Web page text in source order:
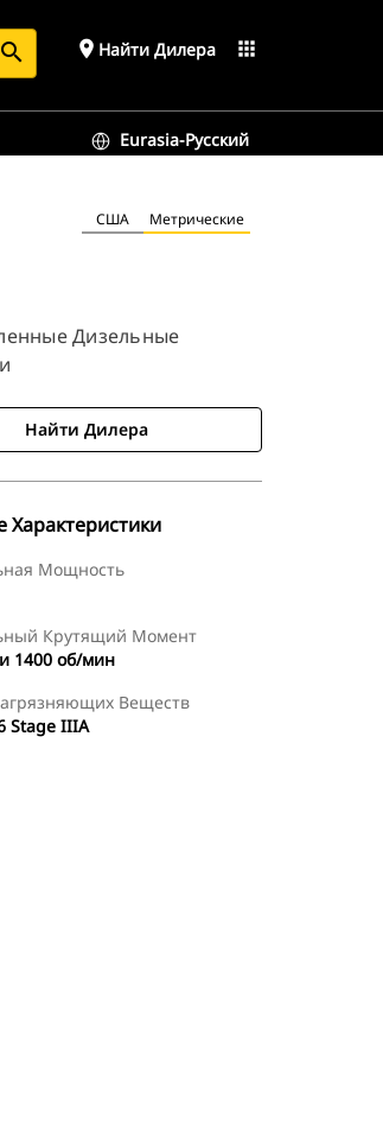
search place Найти Дилера apps
Eurasia-Русский
США Метрические
Дизельные
Найти Дилера
Мощность
Крутящий Момент
1400 об/мин
Веществ
Stage IIIA